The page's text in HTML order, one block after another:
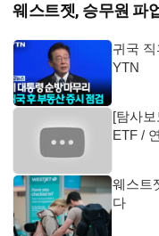
웨스트젯, 승무원 파
귀국
YTN
[탐사
ETF /
웨스트
다